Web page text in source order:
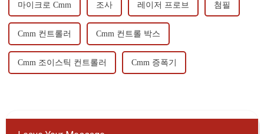
마이크로 Cmm 조사 레이저 프로브 첨필
Cmm 컨트롤러 Cmm 컨트롤 박스
Cmm 조이스틱 컨트롤러 Cmm 증폭기